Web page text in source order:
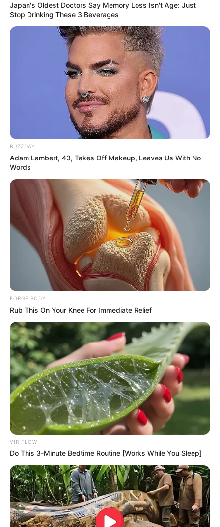
How They Made Little Simba Look So Lifelike in
'The Lion King'
BRAINBERRIES
Why everything you thought you knew about water
might be wrong
The 10 Most Stunning Women From Lebanon -
Who Is Your Favorite?
BRAINBERRIES
Films To Make You Question Everything You Know
About Cinema
BRAINBERRIES
Japan's Oldest Doctors Say Memory Loss Isn't Age: Just
Stop Drinking These 3 Beverages
BUZZDAY
Adam Lambert, 43, Takes Off Makeup, Leaves Us With No
Words
FORGE BODY
Rub This On Your Knee For Immediate Relief
VIRIFLOW
Do This 3-Minute Bedtime Routine [Works While You Sleep]